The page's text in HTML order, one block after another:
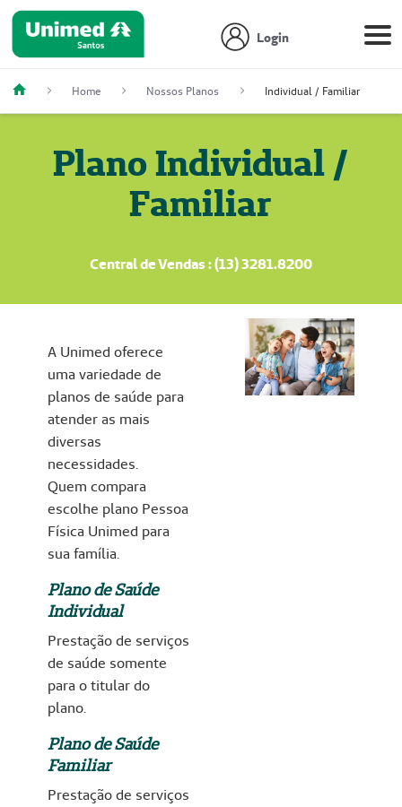
Login
Home Nossos Planos Individual / Familiar
Plano Individual /
Familiar
Central de Vendas : (13) 3281.8200
A Unimed oferece
uma variedade de
planos de saúde para
atender as mais
diversas
necessidades.
Quem compara
escolhe plano Pessoa
Física Unimed para
sua família.
Plano de Saúde
Individual
Prestação de serviços
de saúde somente
para o titular do
plano.
Plano de Saúde
Familiar
Prestação de serviços